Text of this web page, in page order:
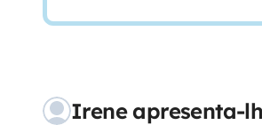
Irene apresenta-